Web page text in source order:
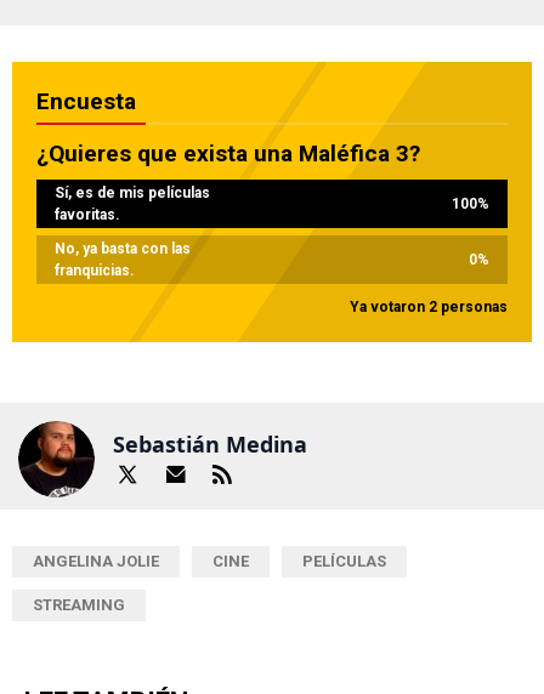
Encuesta
¿Quieres que exista una Maléfica 3?
Sí, es de mis películas
favoritas.
100%
No, ya basta con las
franquicias.
0%
Ya votaron 2 personas
Sebastián Medina
ANGELINA JOLIE CINE PELÍCULAS
STREAMING